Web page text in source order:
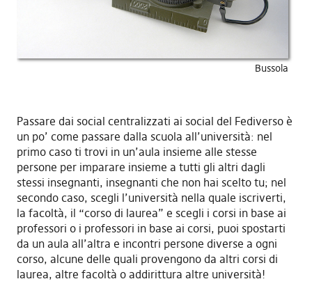
Bussola
Passare dai social centralizzati ai social del Fediverso è
un po’ come passare dalla scuola all’università: nel
primo caso ti trovi in un’aula insieme alle stesse
persone per imparare insieme a tutti gli altri dagli
stessi insegnanti, insegnanti che non hai scelto tu; nel
secondo caso, scegli l’università nella quale iscriverti,
la facoltà, il “corso di laurea” e scegli i corsi in base ai
professori o i professori in base ai corsi, puoi spostarti
da un aula all’altra e incontri persone diverse a ogni
corso, alcune delle quali provengono da altri corsi di
laurea, altre facoltà o addirittura altre università!